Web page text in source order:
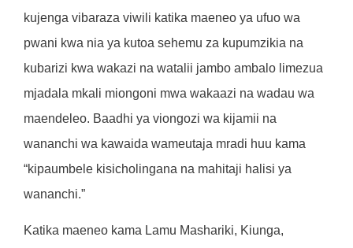
kujenga vibaraza viwili katika maeneo ya ufuo wa
pwani kwa nia ya kutoa sehemu za kupumzikia na
kubarizi kwa wakazi na watalii jambo ambalo limezua
mjadala mkali miongoni mwa wakaazi na wadau wa
maendeleo. Baadhi ya viongozi wa kijamii na
wananchi wa kawaida wameutaja mradi huu kama
“kipaumbele kisicholingana na mahitaji halisi ya
wananchi.”
Katika maeneo kama Lamu Mashariki, Kiunga,